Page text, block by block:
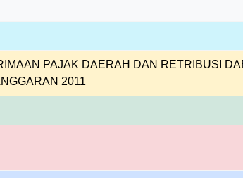
PAJAK DAERAH DAN RETRIBUSI
2011